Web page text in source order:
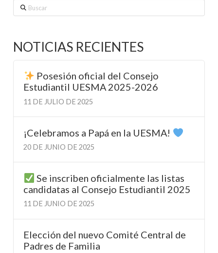
Buscar
NOTICIAS RECIENTES
Posesión oficial del Consejo
Estudiantil UESMA 2025-2026
11 DE JULIO DE 2025
¡Celebramos a Papá en la UESMA!
20 DE JUNIO DE 2025
Se inscriben oficialmente las listas
candidatas al Consejo Estudiantil 2025
11 DE JUNIO DE 2025
Elección del nuevo Comité Central de
Padres de Familia